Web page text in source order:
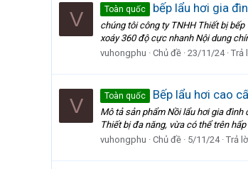
V Toàn quốc bếp lẩu hơi gia
chúng tôi công ty TNHH Thiết bị
xoáy 360 độ cực nhanh Nội dung
vuhongphu
Chủ đề 23/11/24 Trả
V Toàn quốc Bếp lẩu hơi cao
Mô tả sản phẩm Nồi lẩu hơi gia đình
Thiết bị đa năng, vừa có thể trên
vuhongphu
Chủ đề 5/11/24 Trả